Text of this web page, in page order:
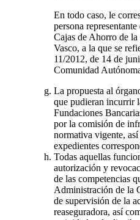
En todo caso, le
persona
Cajas de Ahorro de
Vasco, a la que se
11/2012, de 14 de
Comunidad
La propuesta al
que pudieran incurrir
Fundaciones
por la comisión de
normativa vigente,
expedientes
Todas aquellas
autorización y
de las competencias
Administración de la
de supervisión de la
reaseguradora, así